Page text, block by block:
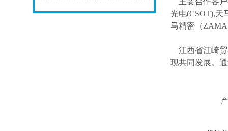
光电(CSOT),天
马精密（
江西省江崎
现共同发展。